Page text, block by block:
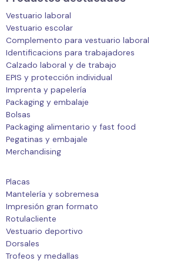
Vestuario laboral
Vestuario escolar
Complemento para vestuario laboral
Identificacions para trabajadores
Calzado laboral y de trabajo
EPIS y protección individual
Imprenta y papelería
Packaging y embalaje
Bolsas
Packaging alimentario y fast food
Pegatinas y embajale
Merchandising
Placas
Mantelería y sobremesa
Impresión gran formato
Rotulacliente
Vestuario deportivo
Dorsales
Trofeos y medallas